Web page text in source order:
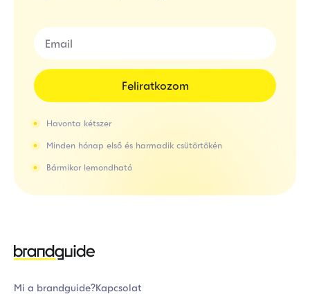
Feliratkozom
Havonta kétszer
Minden hónap első és harmadik csütörtökén
Bármikor lemondható
Mi a brandguide?Kapcsolat